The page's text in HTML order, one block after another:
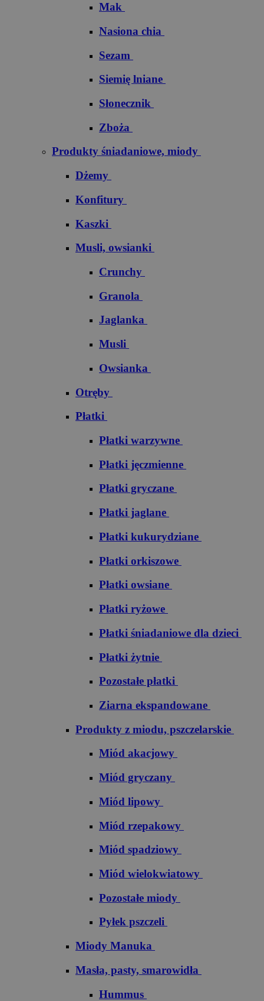
Mak
Nasiona chia
Sezam
Siemię lniane
Słonecznik
Zboża
Produkty śniadaniowe, miody
Dżemy
Konfitury
Kaszki
Musli, owsianki
Crunchy
Granola
Jaglanka
Musli
Owsianka
Otręby
Płatki
Płatki warzywne
Płatki jęczmienne
Płatki gryczane
Płatki jaglane
Płatki kukurydziane
Płatki orkiszowe
Płatki owsiane
Płatki ryżowe
Płatki śniadaniowe dla dzieci
Płatki żytnie
Pozostałe płatki
Ziarna ekspandowane
Produkty z miodu, pszczelarskie
Miód akacjowy
Miód gryczany
Miód lipowy
Miód rzepakowy
Miód spadziowy
Miód wielokwiatowy
Pozostałe miody
Pyłek pszczeli
Miody Manuka
Masła, pasty, smarowidła
Hummus